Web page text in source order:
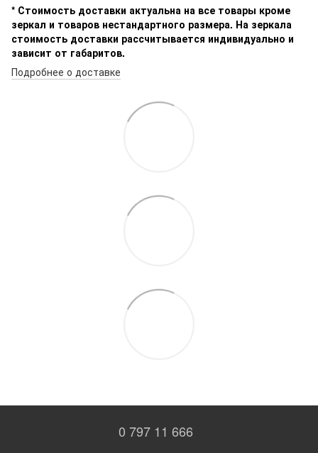
* Стоимость доставки актуальна на все товары кроме
зеркал и товаров нестандартного размера. На зеркала
стоимость доставки рассчитывается индивидуально и
зависит от габаритов.
Подробнее о доставке
0 797 11 666